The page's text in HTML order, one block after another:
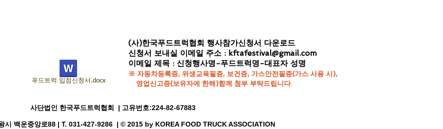
푸드트럭 입점신청서.docx
(사)한국푸드트럭협회 행사참가신청서 다운로드
신청서 보내실 이메일 주소 : kftafestival@gmail.com
이메일 제목 : 신청행사명-푸드트럭명-대표자 성명
※ 자동차등록증, 위생교육필증, 보건증, 가스안전필증(가스 사용 시),
영업신고증(보유자에 한해)함께 첨부 부탁드립니다.
사단법인 한국푸드트럭협회 | 고유번호:224-82-67883
시 백운중앙로88 | T. 031-427-9286 | © 2015 by KOREA FOOD TRUCK ASSOCIATION